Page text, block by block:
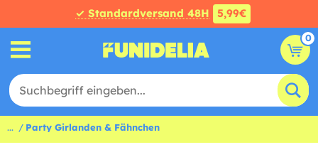
✓ Standardversand 48H 5,99€
0
... Party Girlanden & Fähnchen